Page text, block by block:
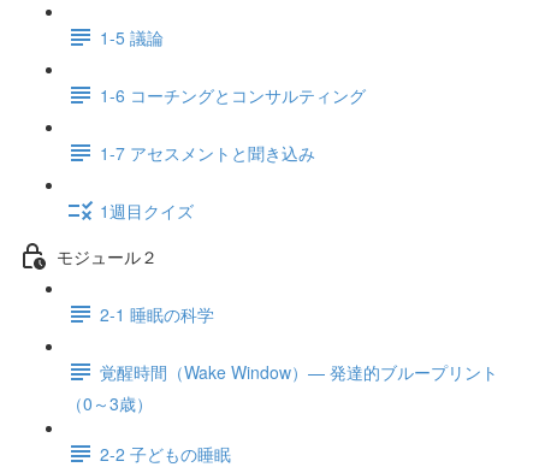
1-5 議論
1-6 コーチングとコンサルティング
1-7 アセスメントと聞き込み
1週目クイズ
モジュール２
2-1 睡眠の科学
覚醒時間（Wake Window）— 発達的ブループリント
（0～3歳）
2-2 子どもの睡眠